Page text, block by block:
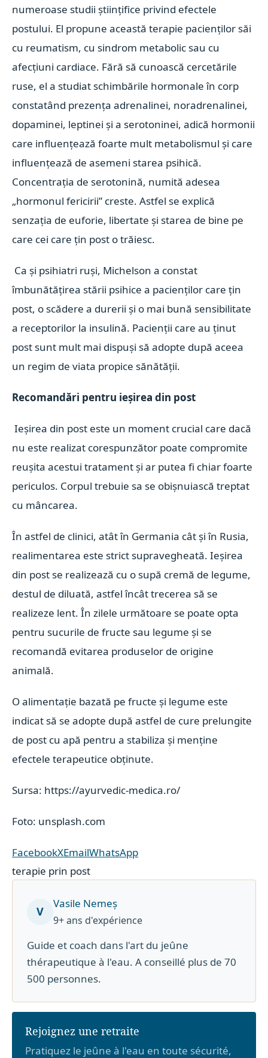
numeroase studii științifice privind efectele
postului. El propune această terapie pacienților săi
cu reumatism, cu sindrom metabolic sau cu
afecțiuni cardiace. Fără să cunoască cercetările
ruse, el a studiat schimbările hormonale în corp
constatând prezența adrenalinei, noradrenalinei,
dopaminei, leptinei și a serotoninei, adică hormonii
care influențează foarte mult metabolismul și care
influențează de asemeni starea psihică.
Concentrația de serotonină, numită adesea
„hormonul fericirii” creste. Astfel se explică
senzația de euforie, libertate și starea de bine pe
care cei care țin post o trăiesc.
Ca și psihiatri ruși, Michelson a constat
îmbunătățirea stării psihice a pacienților care țin
post, o scădere a durerii și o mai bună sensibilitate
a receptorilor la insulină. Pacienții care au ținut
post sunt mult mai dispuși să adopte după aceea
un regim de viata propice sănătății.
Recomandări pentru ieșirea din post
Ieșirea din post este un moment crucial care dacă
nu este realizat corespunzător poate compromite
reușita acestui tratament și ar putea fi chiar foarte
periculos. Corpul trebuie sa se obișnuiască treptat
cu mâncarea.
În astfel de clinici, atât în Germania cât și în Rusia,
realimentarea este strict supravegheată. Ieșirea
din post se realizează cu o supă cremă de legume,
destul de diluată, astfel încât trecerea să se
realizeze lent. În zilele următoare se poate opta
pentru sucurile de fructe sau legume și se
recomandă evitarea produselor de origine
animală.
O alimentație bazată pe fructe și legume este
indicat să se adopte după astfel de cure prelungite
de post cu apă pentru a stabiliza și menține
efectele terapeutice obținute.
Sursa: https://ayurvedic-medica.ro/
Foto: unsplash.com
FacebookXEmailWhatsApp
terapie prin post
V
Vasile Nemeș
9+ ans d'expérience
Guide et coach dans l'art du jeûne
thérapeutique à l'eau. A conseillé plus de 70
500 personnes.
Rejoignez une retraite
Pratiquez le jeûne à l'eau en toute sécurité,